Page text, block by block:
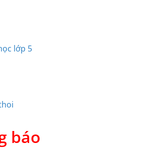
lớp 5
báo